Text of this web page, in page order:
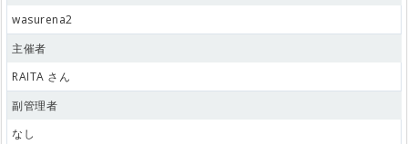
wasurena2
主催者
RAITA さん
副管理者
なし